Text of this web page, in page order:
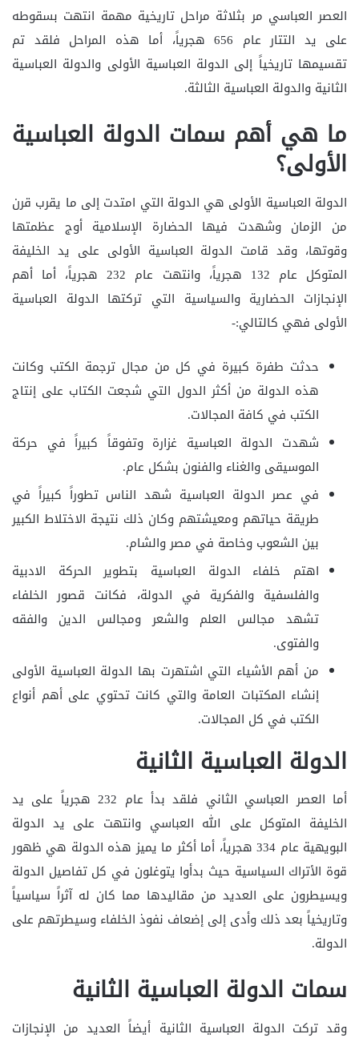
العصر العباسي مر بثلاثة مراحل تاريخية مهمة انتهت بسقوطه
على يد التتار عام 656 هجرياً، أما هذه المراحل فلقد تم
تقسيمها تاريخياً إلى الدولة العباسية الأولى والدولة العباسية
الثانية والدولة العباسية الثالثة.
ما هي أهم سمات الدولة العباسية
الأولى؟
الدولة العباسية الأولى هي الدولة التي امتدت إلى ما يقرب قرن
من الزمان وشهدت فيها الحضارة الإسلامية أوج عظمتها
وقوتها، وقد قامت الدولة العباسية الأولى على يد الخليفة
المتوكل عام 132 هجرياً، وانتهت عام 232 هجرياً، أما أهم
الإنجازات الحضارية والسياسية التي تركتها الدولة العباسية
الأولى فهي كالتالي:-
حدثت طفرة كبيرة في كل من مجال ترجمة الكتب وكانت
هذه الدولة من أكثر الدول التي شجعت الكتاب على إنتاج
الكتب في كافة المجالات.
شهدت الدولة العباسية غزارة وتفوقاً كبيراً في حركة
الموسيقى والغناء والفنون بشكل عام.
في عصر الدولة العباسية شهد الناس تطوراً كبيراً في
طريقة حياتهم ومعيشتهم وكان ذلك نتيجة الاختلاط الكبير
بين الشعوب وخاصة في مصر والشام.
اهتم خلفاء الدولة العباسية بتطوير الحركة الادبية
والفلسفية والفكرية في الدولة، فكانت قصور الخلفاء
تشهد مجالس العلم والشعر ومجالس الدين والفقه
والفتوى.
من أهم الأشياء التي اشتهرت بها الدولة العباسية الأولى
إنشاء المكتبات العامة والتي كانت تحتوي على أهم أنواع
الكتب في كل المجالات.
الدولة العباسية الثانية
أما العصر العباسي الثاني فلقد بدأ عام 232 هجرياً على يد
الخليفة المتوكل على الله العباسي وانتهت على يد الدولة
البويهية عام 334 هجرياً، أما أكثر ما يميز هذه الدولة هي ظهور
قوة الأتراك السياسية حيث بدأوا يتوغلون في كل تفاصيل الدولة
ويسيطرون على العديد من مقاليدها مما كان له آثراً سياسياً
وتاريخياً بعد ذلك وأدى إلى إضعاف نفوذ الخلفاء وسيطرتهم على
الدولة.
سمات الدولة العباسية الثانية
وقد تركت الدولة العباسية الثانية أيضاً العديد من الإنجازات